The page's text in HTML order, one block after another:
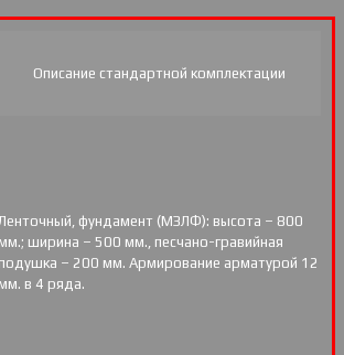
Описание стандартной комплектации
фундамент (МЗЛФ): высота – 800
мм.; ширина – 500 мм., песчано-гравийная
подушка – 200 мм. Армирование арматурой 12
мм. в 4 ряда.